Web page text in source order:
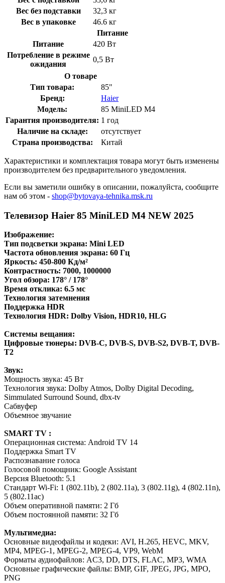
Вес без подставки
32,3 кг
Вес в упаковке
46.6 кг
Питание
Питание
420 Вт
Потребление в режиме
ожидания
0,5 Вт
О товаре
Тип товара:
85"
Бренд:
Haier
Модель:
85 MiniLED M4
Гарантия производителя: 1 год
Наличие на складе:
отсутствует
Страна производства:
Китай
Характеристики и комплектация товара могут быть изменены
производителем без предварительного уведомления.
Если вы заметили ошибку в описании, пожалуйста, сообщите
нам об этом - shop@bytovaya-tehnika.msk.ru
Телевизор Haier 85 MiniLED M4 NEW 2025
Изображение:
Тип подсветки экрана: Mini LED
Частота обновления экрана: 60 Гц
Яркость: 450-800 Кд/м²
Контрастность: 7000, 1000000
Угол обзора: 178° / 178°
Время отклика: 6.5 мс
Технология затемнения
Поддержка HDR
Технология HDR: Dolby Vision, HDR10, HLG
Системы вещания:
Цифровые тюнеры: DVB-C, DVB-S, DVB-S2, DVB-T, DVB-
T2
Звук:
Мощность звука: 45 Вт
Технология звука: Dolby Atmos, Dolby Digital Decoding,
Simmulated Surround Sound, dbx-tv
Сабвуфер
Объемное звучание
SMART TV :
Операционная система: Android TV 14
Поддержка Smart TV
Распознавание голоса
Голосовой помощник: Google Assistant
Версия Bluetooth: 5.1
Стандарт Wi-Fi: 1 (802.11b), 2 (802.11a), 3 (802.11g), 4 (802.11n),
5 (802.11ac)
Объем оперативной памяти: 2 Гб
Объем постоянной памяти: 32 Гб
Мультимедиа:
Основные видеофайлы и кодеки: AVI, H.265, HEVC, MKV,
MP4, MPEG-1, MPEG-2, MPEG-4, VP9, WebM
Форматы аудиофайлов: AC3, DD, DTS, FLAC, MP3, WMA
Основные графические файлы: BMP, GIF, JPEG, JPG, MPO,
PNG